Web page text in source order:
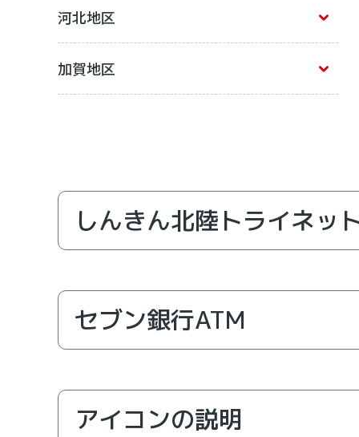
河北地区
加賀地区
しんきん北陸トライネッ
富山県・石川県・福井県
富山、高岡、新湊、に
セブン銀行ATM
アイコンの説明